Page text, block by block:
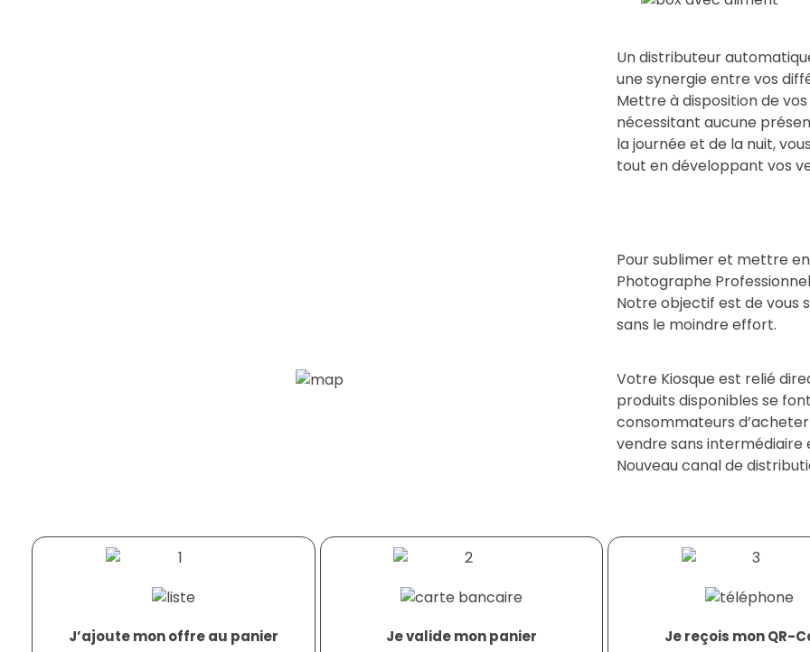
Un distributeur
une synergie entre vos
Mettre à disposition de
nécessitant aucune
la journée et de la nuit,
tout en développant vos
Pour sublimer et mettre
Photographe
Notre objectif est de vous
sans le moindre effort.
Votre Kiosque est relié
produits disponibles se
consommateurs
vendre sans intermédiaire
Nouveau canal de
J’ajoute mon offre au panier Je valide mon panier Je reçois mon QR-